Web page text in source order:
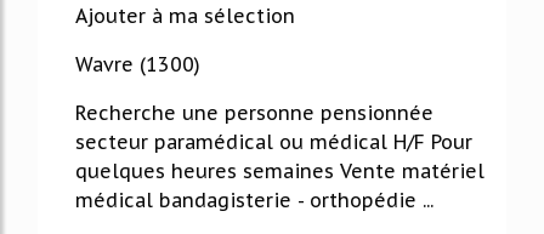
Ajouter à ma sélection
Wavre (1300)
Recherche une personne pensionnée
secteur paramédical ou médical H/F Pour
quelques heures semaines Vente matériel
médical bandagisterie - orthopédie ...